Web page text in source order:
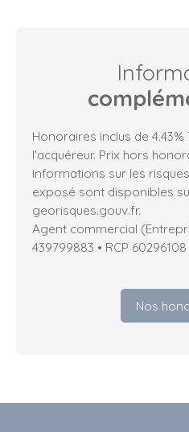
Honoraires inclus de
l'acquéreur. Prix hors
informations sur les
exposé sont disponibles
georisques.gouv.fr.
Agent commercial
439799883 • RCP 60296108
Nos